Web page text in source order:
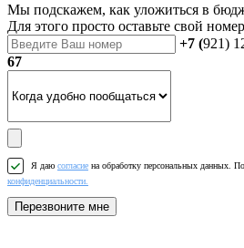
Мы подскажем, как уложиться в
Для этого просто оставьте свой
+7 (921)
67
Я даю согласие на обработку персональных данных.
конфиденциальности.
Перезвоните мне